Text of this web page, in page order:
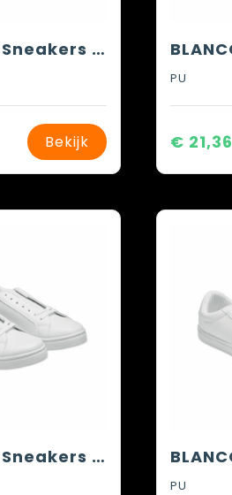
BLANCOS - Sneakers in PU maat 44
Bekijk
PU
€ 21,36
BLANCOS - Sneakers in PU maat 46
PU